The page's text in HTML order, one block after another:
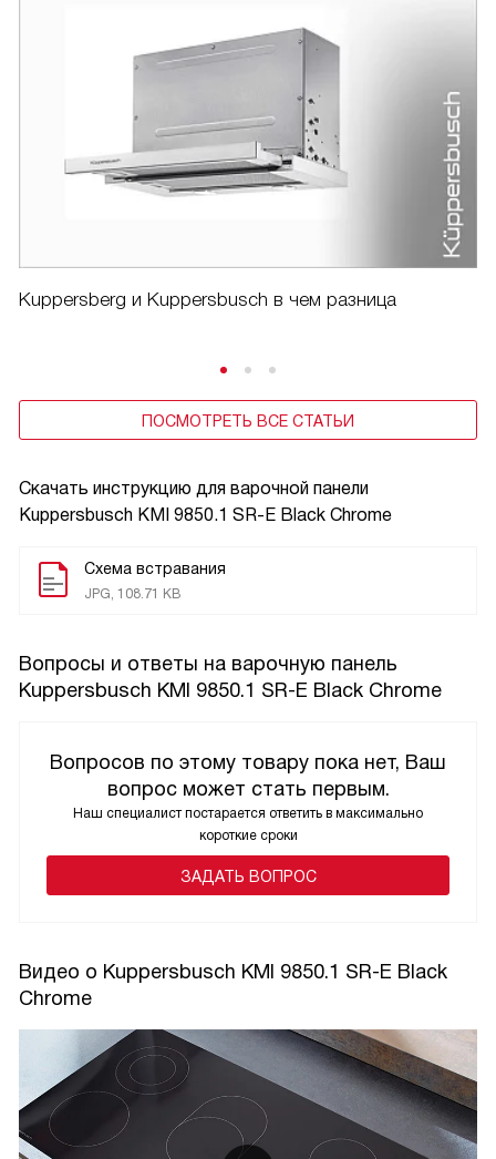
Скачать инструкцию для варочной панели
Kuppersbusch KMI 9850.1 SR-E Black Chrome
Схема встравания
JPG, 108.71 KB
Kuppersberg и Kuppersbusch в чем разница
ПОСМОТРЕТЬ ВСЕ СТАТЬИ
Вопросы и ответы на варочную панель
Kuppersbusch KMI 9850.1 SR-E Black Chrome
Вопросов по этому товару пока нет, Ваш
вопрос может стать первым.
Наш специалист постарается ответить в максимально
короткие сроки
ЗАДАТЬ ВОПРОС
Видео о Kuppersbusch KMI 9850.1 SR-E Black
Chrome